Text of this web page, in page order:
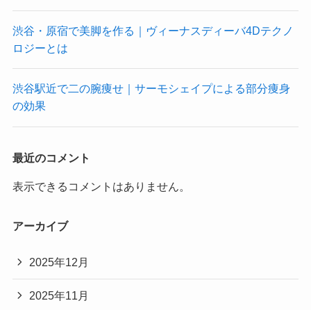
渋谷・原宿で美脚を作る｜ヴィーナスディーバ4Dテクノ
ロジーとは
渋谷駅近で二の腕痩せ｜サーモシェイプによる部分痩身
の効果
最近のコメント
表示できるコメントはありません。
アーカイブ
2025年12月
2025年11月